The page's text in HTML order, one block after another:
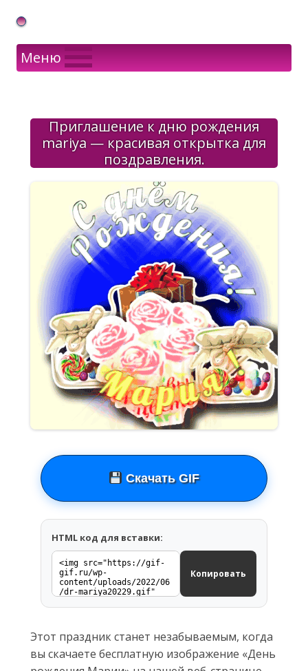
Gif Открытки в подарок
Меню
Приглашение к дню рождения
mariya — красивая открытка для
поздравления.
Скачать GIF
HTML код для вставки:
Копировать
Этот праздник станет незабываемым, когда
вы скачаете бесплатную изображение «День